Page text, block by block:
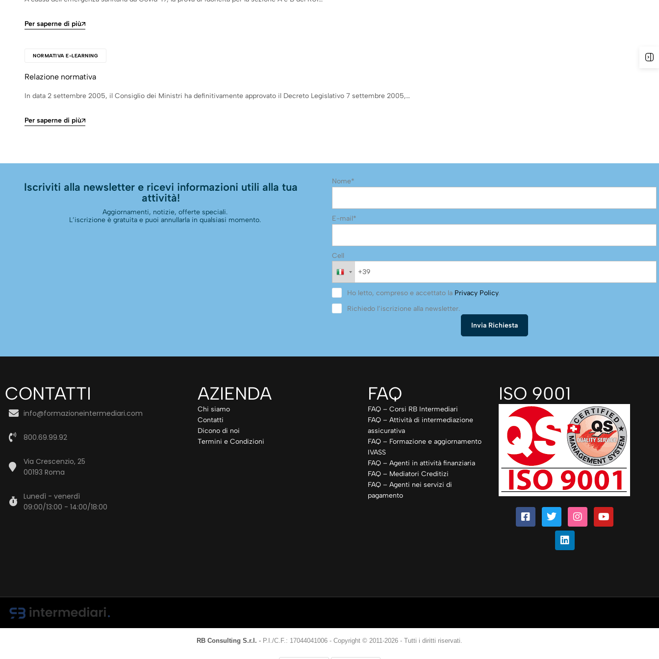
Per saperne di più
NORMATIVA E-LEARNING
Relazione normativa
In data 2 settembre 2005, il Consiglio dei Ministri ha definitivamente approvato il Decreto Legislativo 7 settembre 2005,…
Per saperne di più
Iscriviti alla newsletter e ricevi informazioni utili alla tua
attività!
Aggiornamenti, notizie, offerte speciali.
L’iscrizione è gratuita e puoi annullarla in qualsiasi momento.
Nome*
E-mail*
Cell
Ho letto, compreso e accettato la Privacy Policy.
Richiedo l’iscrizione alla newsletter.
CONTATTI
info@formazioneintermediari.com
800.69.99.92
Via Crescenzio, 25
00193 Roma
Lunedì - venerdì
09:00/13:00 - 14:00/18:00
AZIENDA
Chi siamo
Contatti
Dicono di noi
Termini e Condizioni
FAQ
FAQ – Corsi RB Intermediari
FAQ – Attività di intermediazione
assicurativa
FAQ – Formazione e aggiornamento
IVASS
FAQ – Agenti in attività finanziaria
FAQ – Mediatori Creditizi
FAQ – Agenti nei servizi di
pagamento
ISO 9001
RB Consulting S.r.l. - P.I./C.F.: 17044041006 - Copyright © 2011-2026 - Tutti i diritti riservati.